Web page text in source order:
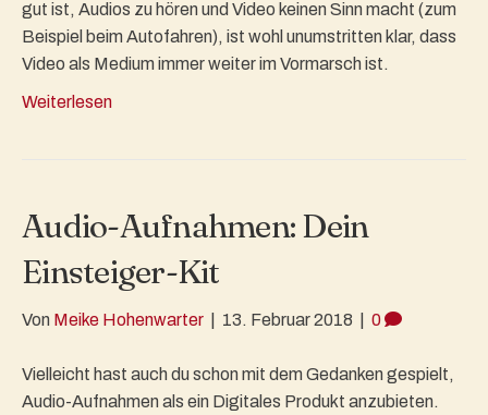
gut ist, Audios zu hören und Video keinen Sinn macht (zum
Beispiel beim Autofahren), ist wohl unumstritten klar, dass
Video als Medium immer weiter im Vormarsch ist.
Weiterlesen
Audio-Aufnahmen: Dein
Einsteiger-Kit
Von Meike Hohenwarter 13. Februar 2018 0
Vielleicht hast auch du schon mit dem Gedanken gespielt,
Audio-Aufnahmen als ein Digitales Produkt anzubieten.